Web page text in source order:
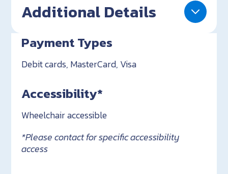
Additional Details
Payment Types
Debit cards, MasterCard, Visa
Accessibility*
Wheelchair accessible
*Please contact for specific accessibility
access